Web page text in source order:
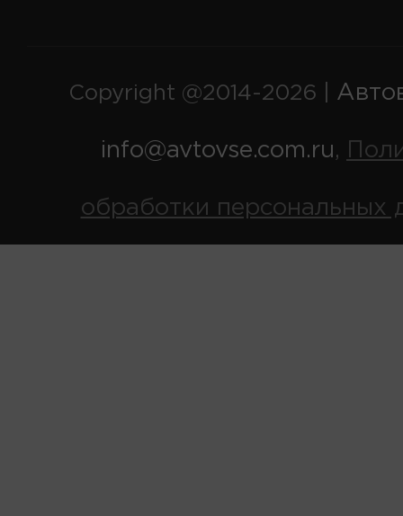
Copyright @2014-2026 |
info@avtovse.com.ru,
обработки персональных